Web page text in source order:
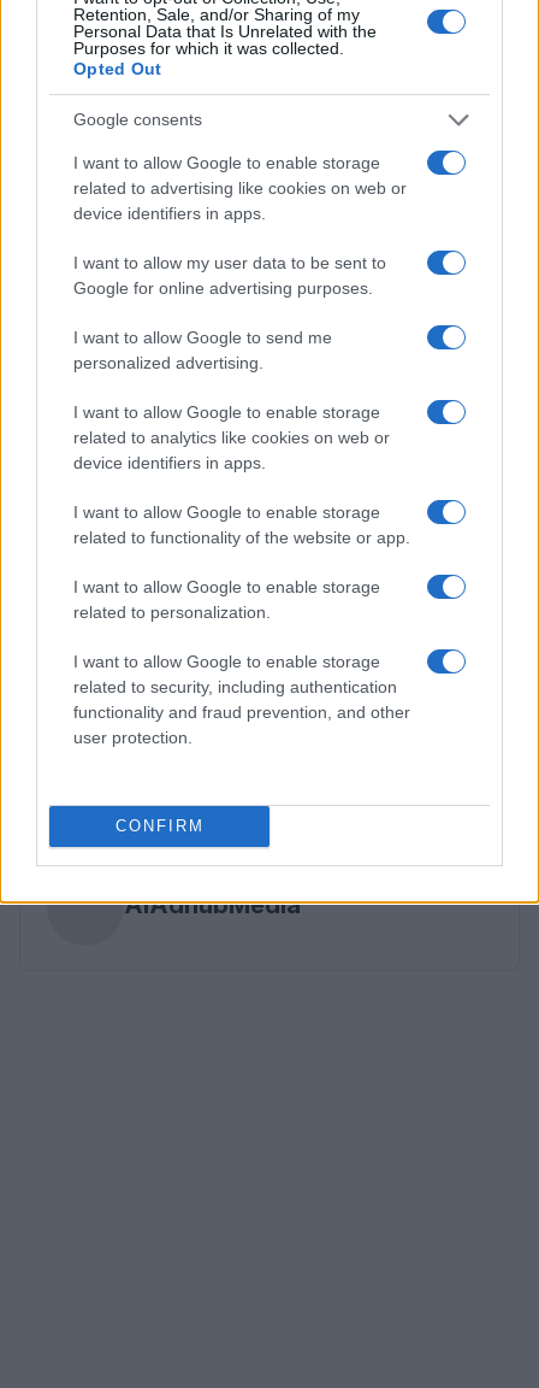
Retention, Sale, and/or Sharing of my
Personal Data that Is Unrelated with the
Purposes for which it was collected.
Opted Out
Google consents
I want to allow Google to enable storage
related to advertising like cookies on web or
device identifiers in apps.
I want to allow my user data to be sent to
Google for online advertising purposes.
I want to allow Google to send me
personalized advertising.
I want to allow Google to enable storage
related to analytics like cookies on web or
device identifiers in apps.
I want to allow Google to enable storage
related to functionality of the website or app.
I want to allow Google to enable storage
related to personalization.
I want to allow Google to enable storage
related to security, including authentication
functionality and fraud prevention, and other
user protection.
CONFIRM
consente agli sviluppatori di giochi di concentrarsi
sull’esperienza di gioco, mentre Avaturn gestisce la
creazione e personalizzazione degli avatar. Gli
utenti possono creare modelli 3D realistici che
rispecchiano la propria somiglianza, grazie a una
vasta gamma di opzioni di personalizzazione.
Una volta completata la personalizzazione, il
sistema fornisce un modello 3D pronto per
sostituendo i personaggi predefiniti. Avaturn è
cercano di ottimizzare il loro flusso di lavoro.
In sintesi, il mondo della generazione di oggetti 3D
sta vivendo una vera e propria evoluzione grazie
all’intelligenza artificiale. Questi strumenti non solo
semplificano il processo di creazione, ma offrono
anche opportunità senza precedenti per
sviluppatore, un artista o semplicemente un
appassionato di tecnologia, c’è un generatore di
modelli 3D AI che può aiutarti a realizzare le tue
AiAdhubMedia